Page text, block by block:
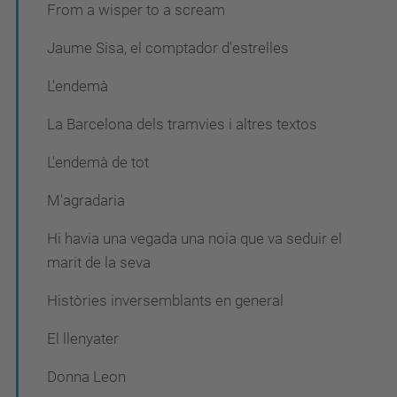
From a wisper to a scream
Jaume Sisa, el comptador d'estrelles
L'endemà
La Barcelona dels tramvies i altres textos
L'endemà de tot
M'agradaria
Hi havia una vegada una noia que va seduir el
marit de la seva
Històries inversemblants en general
El llenyater
Donna Leon